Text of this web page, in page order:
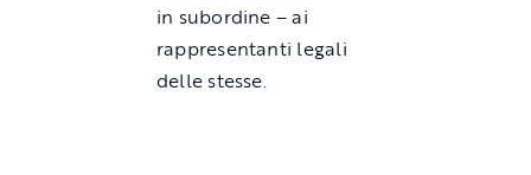
in subordine – ai
rappresentanti legali
delle stesse.